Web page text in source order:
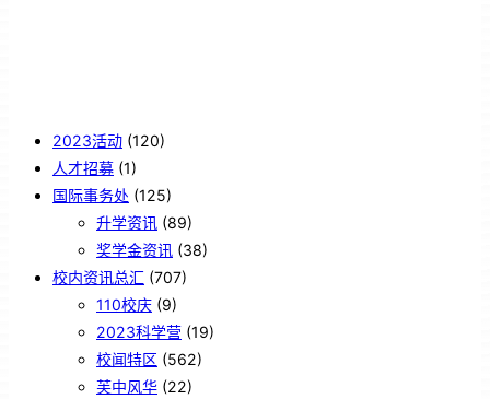
2023活动 (120)
人才招募 (1)
国际事务处 (125)
升学资讯 (89)
奖学金资讯 (38)
校内资讯总汇 (707)
110校庆 (9)
2023科学营 (19)
校闻特区 (562)
芙中风华 (22)